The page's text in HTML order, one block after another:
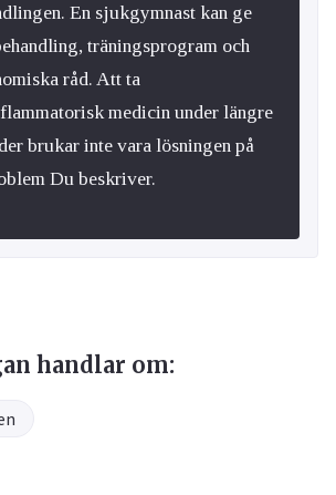
En sjukgymnast kan ge
träningsprogram och
råd. Att ta
medicin under längre
brukar inte vara lösningen på
Du beskriver.
handlar om: